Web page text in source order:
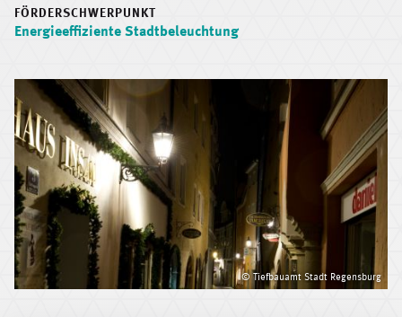
FÖRDERSCHWERPUNKT
Energieeffiziente Stadtbeleuchtung
© Tiefbauamt Stadt Regensburg